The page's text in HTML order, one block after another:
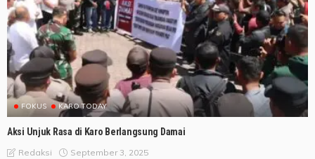
FOKUS KARO TODAY
Aksi Unjuk Rasa di Karo Berlangsung Damai
Redaksi September 3, 2025